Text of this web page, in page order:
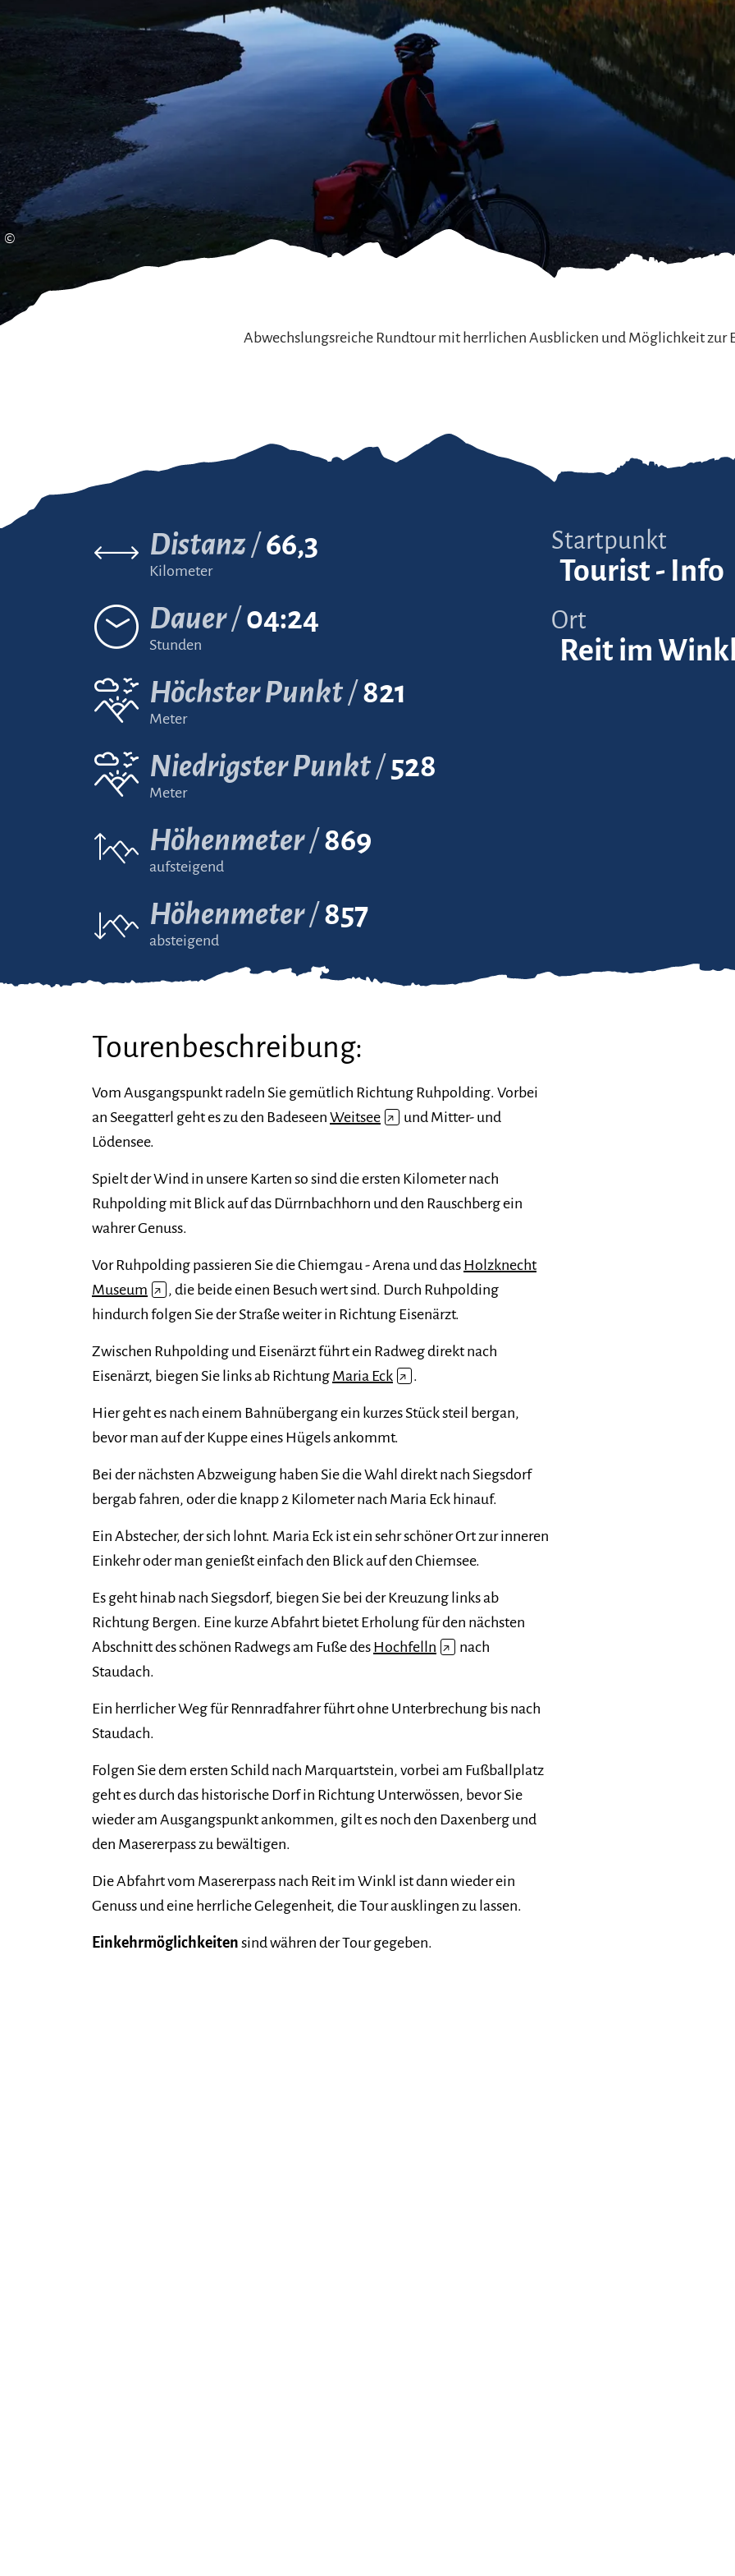
Gleitschirmfliegen &
Luftsport
Interaktive Vollbildkarte
Barrierefreiheit im
Chiemgau
Chiemgau G'schichten
©
Abwechslungsreiche Rundtour mit herrlichen Ausblicken und Möglichkeit zur
Startpunkt
Tourist - Info
Ort
Reit im
Distanz 66,3
Kilometer
Dauer 04:24
Stunden
Höchster Punkt 821
Meter
Niedrigster Punkt 528
Meter
Höhenmeter 869
aufsteigend
Höhenmeter 857
absteigend
Tourenbeschreibung:
Vom Ausgangspunkt radeln Sie gemütlich Richtung Ruhpolding. Vorbei
an Seegatterl geht es zu den Badeseen Weitsee ↗
und Mitter- und
Lödensee.
Spielt der Wind in unsere Karten so sind die ersten Kilometer nach
Ruhpolding mit Blick auf das Dürrnbachhorn und den Rauschberg ein
wahrer Genuss.
Vor Ruhpolding passieren Sie die Chiemgau - Arena und das Holzknecht
Museum ↗ , die beide einen Besuch wert sind. Durch Ruhpolding
hindurch folgen Sie der Straße weiter in Richtung Eisenärzt.
Zwischen Ruhpolding und Eisenärzt führt ein Radweg direkt nach
Eisenärzt, biegen Sie links ab Richtung Maria Eck ↗ .
Hier geht es nach einem Bahnübergang ein kurzes Stück steil bergan,
bevor man auf der Kuppe eines Hügels ankommt.
Bei der nächsten Abzweigung haben Sie die Wahl direkt nach Siegsdorf
bergab fahren, oder die knapp 2 Kilometer nach Maria Eck hinauf.
Ein Abstecher, der sich lohnt. Maria Eck ist ein sehr schöner Ort zur inneren
Einkehr oder man genießt einfach den Blick auf den Chiemsee.
Es geht hinab nach Siegsdorf, biegen Sie bei der Kreuzung links ab
Richtung Bergen. Eine kurze Abfahrt bietet Erholung für den nächsten
Abschnitt des schönen Radwegs am Fuße des Hochfelln ↗
nach
Staudach.
Ein herrlicher Weg für Rennradfahrer führt ohne Unterbrechung bis nach
Staudach.
Folgen Sie dem ersten Schild nach Marquartstein, vorbei am Fußballplatz
geht es durch das historische Dorf in Richtung Unterwössen, bevor Sie
wieder am Ausgangspunkt ankommen, gilt es noch den Daxenberg und
den Masererpass zu bewältigen.
Die Abfahrt vom Masererpass nach Reit im Winkl ist dann wieder ein
Genuss und eine herrliche Gelegenheit, die Tour ausklingen zu lassen.
Einkehrmöglichkeiten sind währen der Tour gegeben.